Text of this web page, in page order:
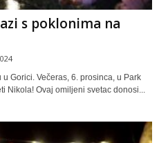
s poklonima na
Gorici. Večeras, 6. prosinca, u Park
Nikola! Ovaj omiljeni svetac donosi...